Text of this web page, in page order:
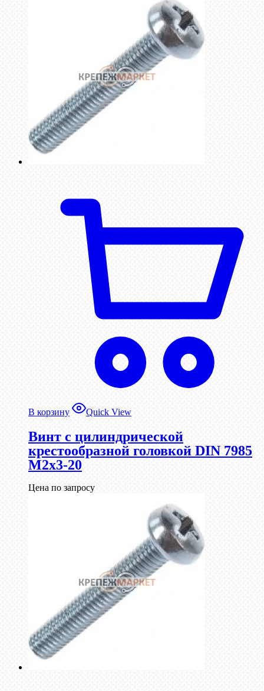
В корзину Quick View
Винт с цилиндрической
крестообразной головкой DIN 7985
М2х3-20
Цена по запросу